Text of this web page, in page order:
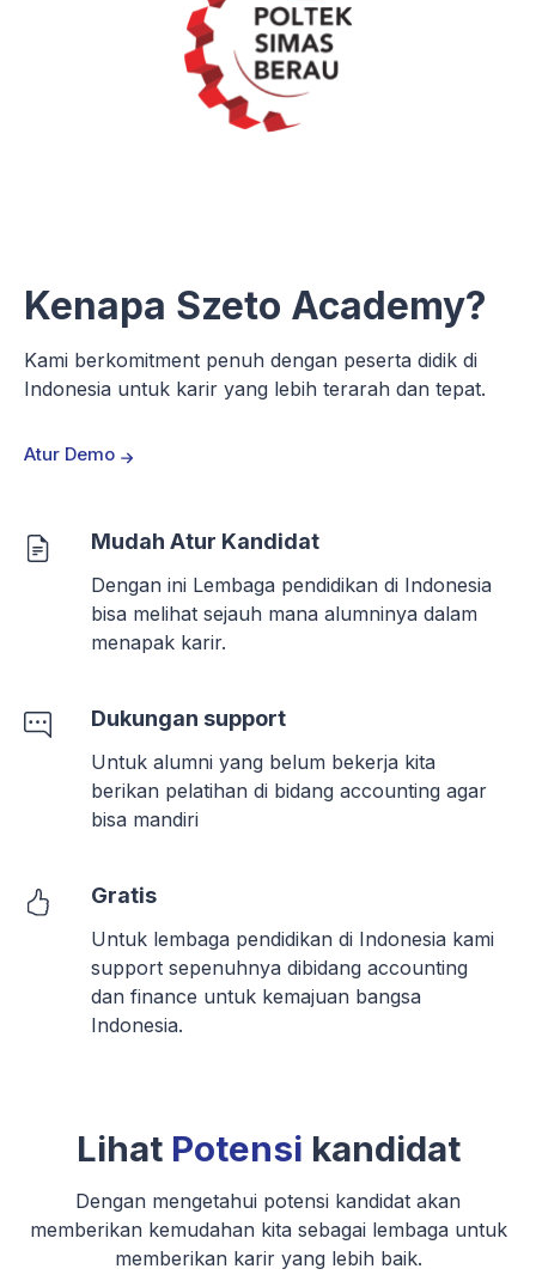
Kenapa Szeto Academy?
Kami berkomitment penuh dengan peserta didik di
Indonesia untuk karir yang lebih terarah dan tepat.
Atur Demo
Mudah Atur Kandidat
Dengan ini Lembaga pendidikan di Indonesia
bisa melihat sejauh mana alumninya dalam
menapak karir.
Dukungan support
Untuk alumni yang belum bekerja kita
berikan pelatihan di bidang accounting agar
bisa mandiri
Gratis
Untuk lembaga pendidikan di Indonesia kami
support sepenuhnya dibidang accounting
dan finance untuk kemajuan bangsa
Indonesia.
Lihat Potensi kandidat
Dengan mengetahui potensi kandidat akan
memberikan kemudahan kita sebagai lembaga untuk
memberikan karir yang lebih baik.